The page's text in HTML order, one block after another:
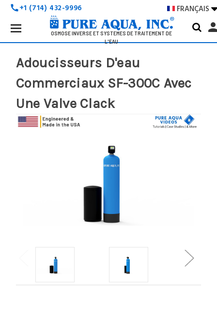
call+1 (714) 432-9996 FRANÇAIS
OSMOSE INVERSE ET SYSTÈMES DE TRAITEMENT DE
L'EAU
Search
Keyword:
Adoucisseurs D'eau
Commerciaux SF-300C Avec
Une Valve Clack